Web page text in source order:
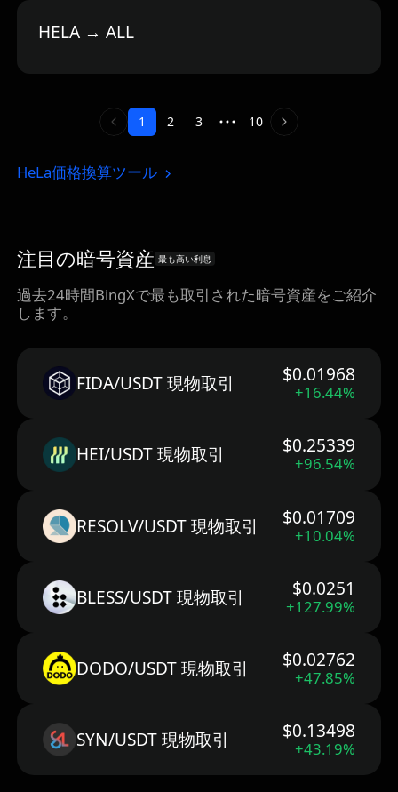
HELA → ALL
1 2 3 10
HeLa価格換算ツール
注目の暗号資産 最も高い利息
過去24時間BingXで最も取引された暗号資産をご紹介
します。
FIDA/USDT 現物取引
$0.01968
+16.44%
HEI/USDT 現物取引
$0.25339
+96.54%
RESOLV/USDT 現物取引
$0.01709
+10.04%
BLESS/USDT 現物取引
$0.0251
+127.99%
DODO/USDT 現物取引
$0.02762
+47.85%
SYN/USDT 現物取引
$0.13498
+43.19%